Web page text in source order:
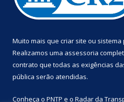
Muito mais que criar site ou sistema
Realizamos uma assessoria
contrato que todas as exigências
pública serão atendidas.
Conheça o PNTP e o Radar da